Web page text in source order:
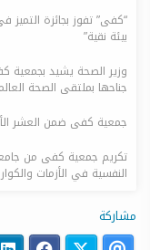
بيئة نقية”
وزير الصحة يشيد
جناحها بملتقى الصحة العالمي
جمعية كفى ضمن العشر
تكريم جمعية كفى من
النفسية في الأزمات
مشاركة